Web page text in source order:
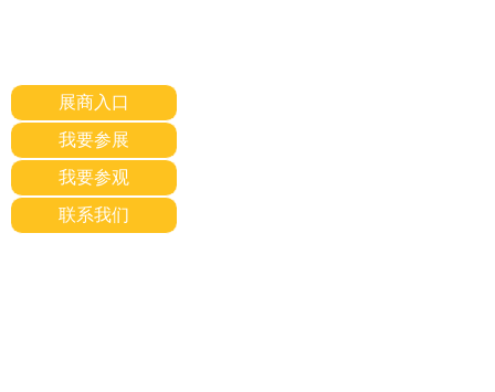
展商入口
我要参展
我要参观
联系我们